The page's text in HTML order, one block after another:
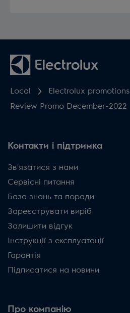
Local
Electrolux promotions
Review Promo December-2022
Контакти і підтримка
Зв'язатися з нами
Сервісні питання
База знань та поради
Зареєструвати виріб
Залишити відгук
Інструкції з експлуатації
Гарантія
Підписатися на новини
Про компанію